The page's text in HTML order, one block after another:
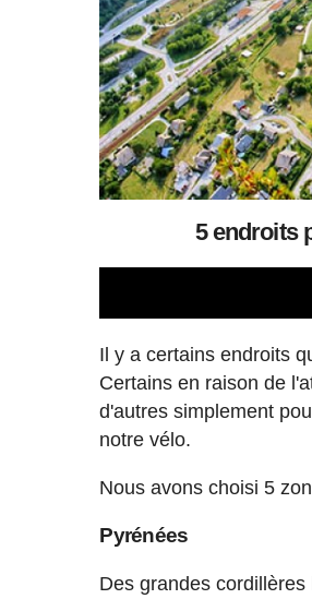
5 endroits
Il y a certains endroits
Certains en raison de
d'autres simplement
notre vélo.
Nous avons choisi 5
Pyrénées
Des grandes